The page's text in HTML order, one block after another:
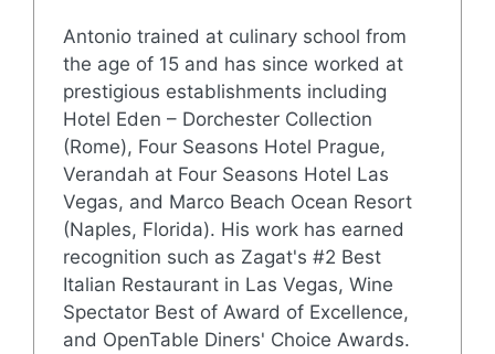
Antonio trained at culinary school from
the age of 15 and has since worked at
prestigious establishments including
Hotel Eden – Dorchester Collection
(Rome), Four Seasons Hotel Prague,
Verandah at Four Seasons Hotel Las
Vegas, and Marco Beach Ocean Resort
(Naples, Florida). His work has earned
recognition such as Zagat's #2 Best
Italian Restaurant in Las Vegas, Wine
Spectator Best of Award of Excellence,
and OpenTable Diners' Choice Awards.